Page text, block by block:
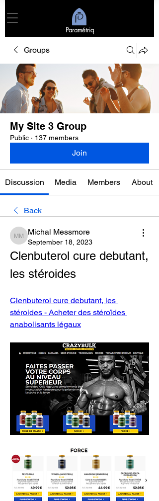
Paramétriq
Groups
My Site 3 Group
Public · 137 members
Join
Discussion Media Members About
Back
Michal Messmore
Michal Messmore
September 18, 2023
Clenbuterol cure debutant,
les stéroides
Clenbuterol cure debutant, les
stéroides - Acheter des stéroïdes
anabolisants légaux